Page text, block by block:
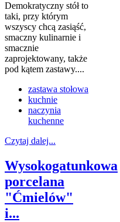
Demokratyczny stół to
taki, przy którym
wszyscy chcą zasiąść,
smaczny kulinarnie i
smacznie
zaprojektowany, także
pod kątem zastawy....
zastawa stołowa
kuchnie
naczynia
kuchenne
Czytaj dalej...
Wysokogatunkowa
porcelana
"Ćmielów"
i...